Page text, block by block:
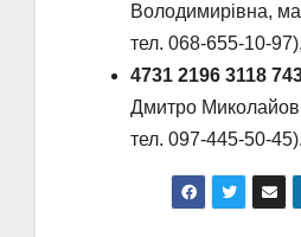
Володимирівна,
тел. 068-655-10-97),
4731 2196 3118
Дмитро
тел. 097-445-50-45).